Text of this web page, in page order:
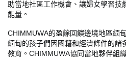
助當地社區工作機會、讓婦女學習技
能量。
CHIMMUWA的盈餘回饋邊境地區緬
緬甸的孩子們因國籍和經濟條件的諸
教育。 CHIMMUWA協同當地夥伴組